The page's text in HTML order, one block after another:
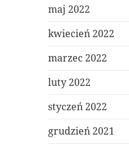
maj 2022
kwiecień 2022
marzec 2022
luty 2022
styczeń 2022
grudzień 2021